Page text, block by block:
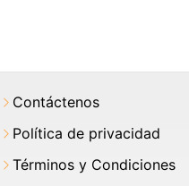
Contáctenos
Política de privacidad
Términos y Condiciones